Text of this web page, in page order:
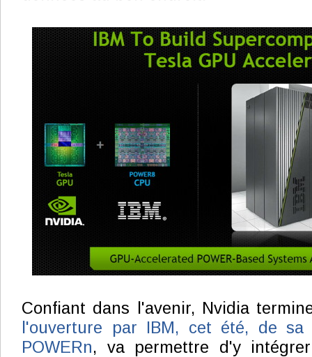
Confiant dans l'avenir, Nvidia
l'ouverture par IBM, cet été, de sa
POWERn, va permettre d'y